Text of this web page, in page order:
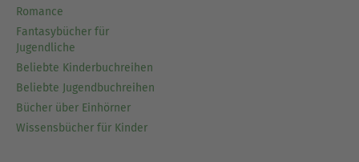
Romance
Fantasybücher für
Jugendliche
Beliebte Kinderbuchreihen
Beliebte Jugendbuchreihen
Bücher über Einhörner
Wissensbücher für Kinder